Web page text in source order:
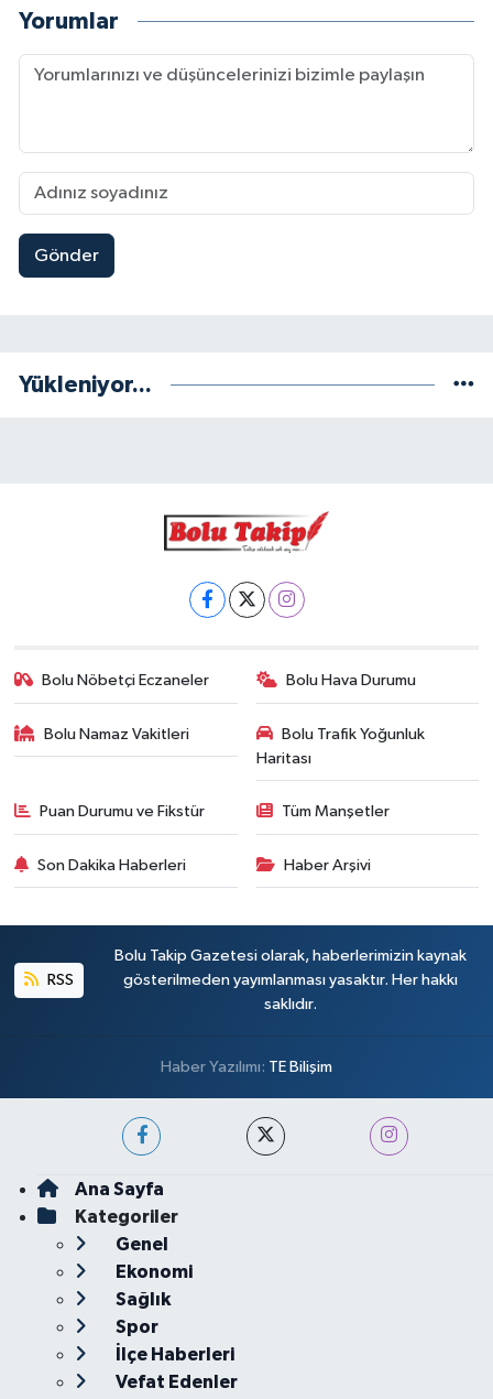
Yorumlar
Gönder
Yükleniyor...
Bolu Nöbetçi Eczaneler Bolu Hava Durumu
Bolu Namaz Vakitleri
Bolu Trafik Yoğunluk
Haritası
Puan Durumu ve Fikstür Tüm Manşetler
Son Dakika Haberleri Haber Arşivi
RSS
Bolu Takip Gazetesi olarak, haberlerimizin kaynak
gösterilmeden yayımlanması yasaktır. Her hakkı
saklıdır.
Haber Yazılımı: TE Bilişim
Ana Sayfa
Kategoriler
Genel
Ekonomi
Sağlık
Spor
İlçe Haberleri
Vefat Edenler